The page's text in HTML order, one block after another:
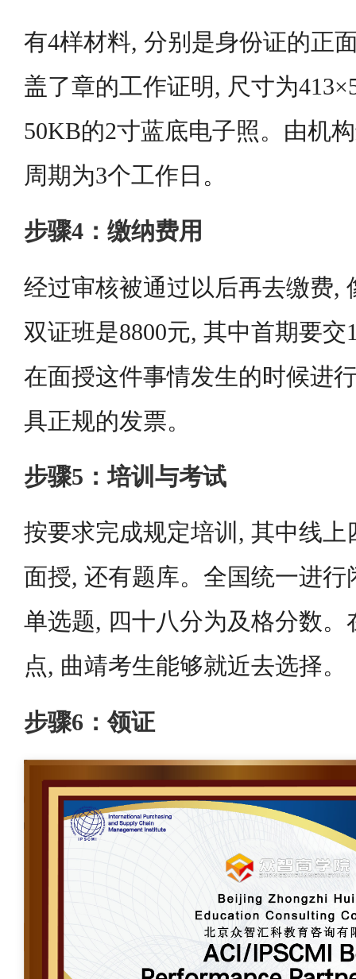
有4样材料, 分别是身份证的正
盖了章的工作证明, 尺寸为
50KB的2寸蓝底电子照。由机
周期为3个工作日。
步骤4：缴纳费用
经过审核被通过以后再去缴费,
双证班是8800元, 其中首期要交
在面授这件事情发生的时候进
具正规的发票。
步骤5：培训与考试
按要求完成规定培训, 其中线上
面授, 还有题库。全国统一进
单选题, 四十八分为及格分数
点, 曲靖考生能够就近去选择。
步骤6：领证